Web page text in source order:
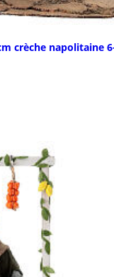
crèche napolitaine